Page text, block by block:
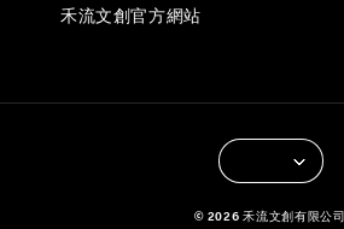
禾流文創官方網站
© 2026 禾流文創有限公司